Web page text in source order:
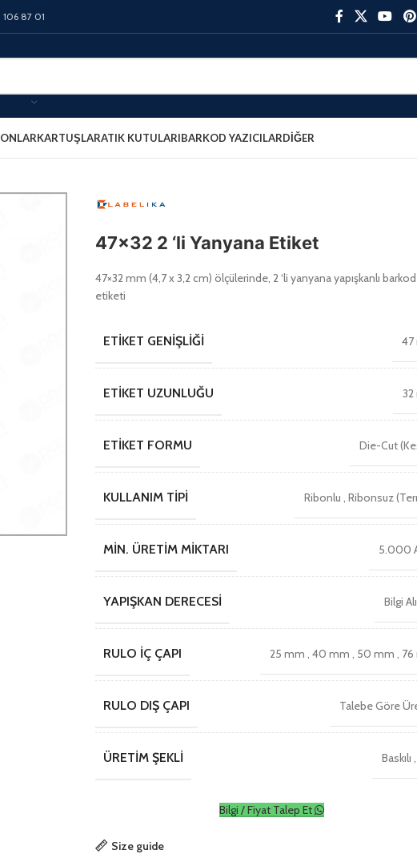
87 01
KARTUŞLARATIK KUTULARIBARKOD YAZICILARDIĞER
47×32 2 ‘li Yanyana Etiket
47×32 mm (4,7 x 3,2 cm) ölçülerinde, 2 ‘li yanyana yapışkanlı barkod
etiketi
ETIKET GENIŞLIĞI 47
ETIKET UZUNLUĞU
ETIKET FORMU Die-Cut
KULLANIM TIPI Ribonlu ,Ribonsuz
MIN. ÜRETIM MIKTARI 5.000
YAPIŞKAN DERECESI Bilgi
RULO İÇ ÇAPI 25 mm ,40 mm , 50 mm ,
RULO DIŞ ÇAPI Talebe Göre
ÜRETIM ŞEKLI Baskılı
Bilgi / Fiyat Talep Et
Size guide